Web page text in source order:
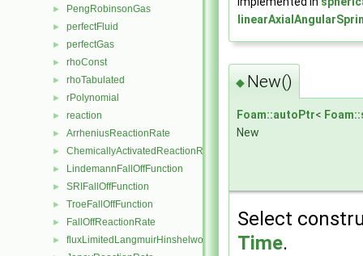
► PengRobinsonGas
► perfectFluid
► perfectGas
► rhoConst
► rhoTabulated
► rPolynomial
► reaction
► ArrheniusReactionRate
► ChemicallyActivatedReactionRate
► LindemannFallOffFunction
► SRIFallOffFunction
► TroeFallOffFunction
► FallOffReactionRate
► fluxLimitedLangmuirHinshelwoodReactionRate
◆ New()
Foam::autoPtr<
New
Select
Time.